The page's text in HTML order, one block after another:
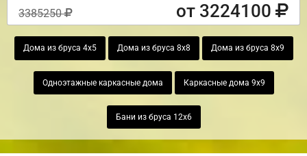
3385250 от 3224100
Дома из бруса 4х5 Дома из бруса 8х8 Дома из бруса 8х9
Одноэтажные каркасные дома Каркасные дома 9х9
Бани из бруса 12х6